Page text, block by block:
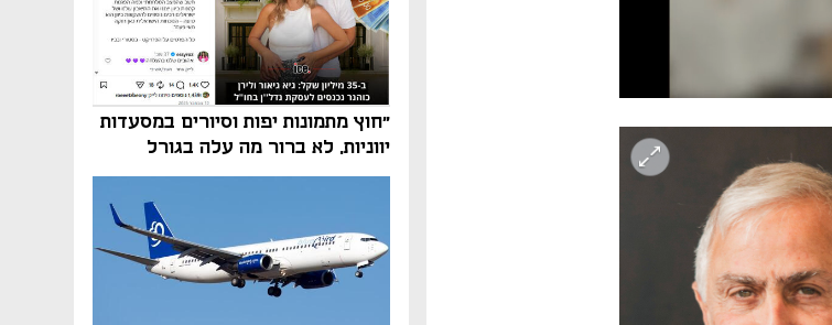
"חוץ מתמונות יפות וסיורים במסעדות
יווניות, לא ברור מה עלה בגורל
פרויקט הנדל"ן"